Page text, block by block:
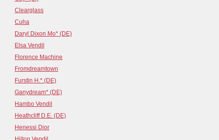
Clearglass
Cuha
Daryl Dixon Mo* (DE)
Elsa Vendil
Florence Machine
Fromdreamtown
Furstin H.* (DE)
Ganydream* (DE)
Hambo Vendil
Heathcliff D.E. (DE)
Henessi Dior